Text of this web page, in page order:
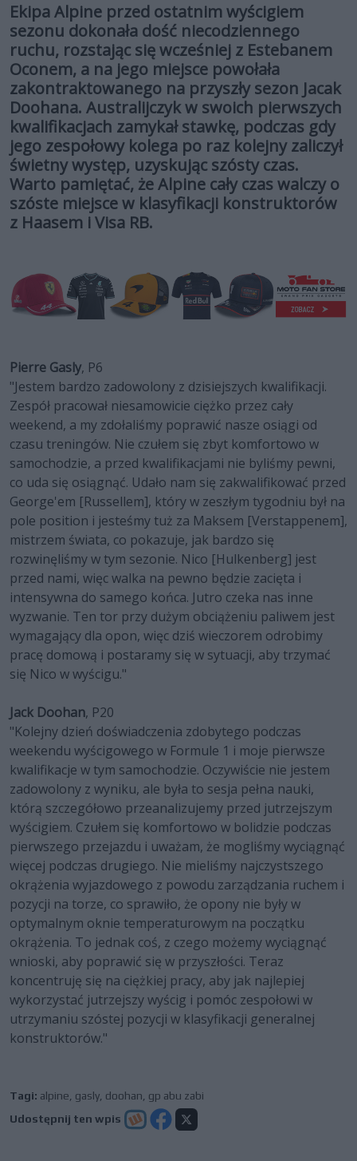
Ekipa Alpine przed ostatnim wyścigiem
sezonu dokonała dość niecodziennego
ruchu, rozstając się wcześniej z Estebanem
Oconem, a na jego miejsce powołała
zakontraktowanego na przyszły sezon Jacak
Doohana. Australijczyk w swoich pierwszych
kwalifikacjach zamykał stawkę, podczas gdy
jego zespołowy kolega po raz kolejny zaliczył
świetny występ, uzyskując szósty czas.
Warto pamiętać, że Alpine cały czas walczy o
szóste miejsce w klasyfikacji konstruktorów
z Haasem i Visa RB.
Pierre Gasly, P6
"Jestem bardzo zadowolony z dzisiejszych kwalifikacji.
Zespół pracował niesamowicie ciężko przez cały
weekend, a my zdołaliśmy poprawić nasze osiągi od
czasu treningów. Nie czułem się zbyt komfortowo w
samochodzie, a przed kwalifikacjami nie byliśmy pewni,
co uda się osiągnąć. Udało nam się zakwalifikować przed
George'em [Russellem], który w zeszłym tygodniu był na
pole position i jesteśmy tuż za Maksem [Verstappenem],
mistrzem świata, co pokazuje, jak bardzo się
rozwinęliśmy w tym sezonie. Nico [Hulkenberg] jest
przed nami, więc walka na pewno będzie zacięta i
intensywna do samego końca. Jutro czeka nas inne
wyzwanie. Ten tor przy dużym obciążeniu paliwem jest
wymagający dla opon, więc dziś wieczorem odrobimy
pracę domową i postaramy się w sytuacji, aby trzymać
się Nico w wyścigu."
Jack Doohan, P20
"Kolejny dzień doświadczenia zdobytego podczas
weekendu wyścigowego w Formule 1 i moje pierwsze
kwalifikacje w tym samochodzie. Oczywiście nie jestem
zadowolony z wyniku, ale była to sesja pełna nauki,
którą szczegółowo przeanalizujemy przed jutrzejszym
wyścigiem. Czułem się komfortowo w bolidzie podczas
pierwszego przejazdu i uważam, że mogliśmy wyciągnąć
więcej podczas drugiego. Nie mieliśmy najczystszego
okrążenia wyjazdowego z powodu zarządzania ruchem i
pozycji na torze, co sprawiło, że opony nie były w
optymalnym oknie temperaturowym na początku
okrążenia. To jednak coś, z czego możemy wyciągnąć
wnioski, aby poprawić się w przyszłości. Teraz
koncentruję się na ciężkiej pracy, aby jak najlepiej
wykorzystać jutrzejszy wyścig i pomóc zespołowi w
utrzymaniu szóstej pozycji w klasyfikacji generalnej
konstruktorów."
Tagi: alpine gasly doohan gp abu zabi
Udostępnij ten wpis